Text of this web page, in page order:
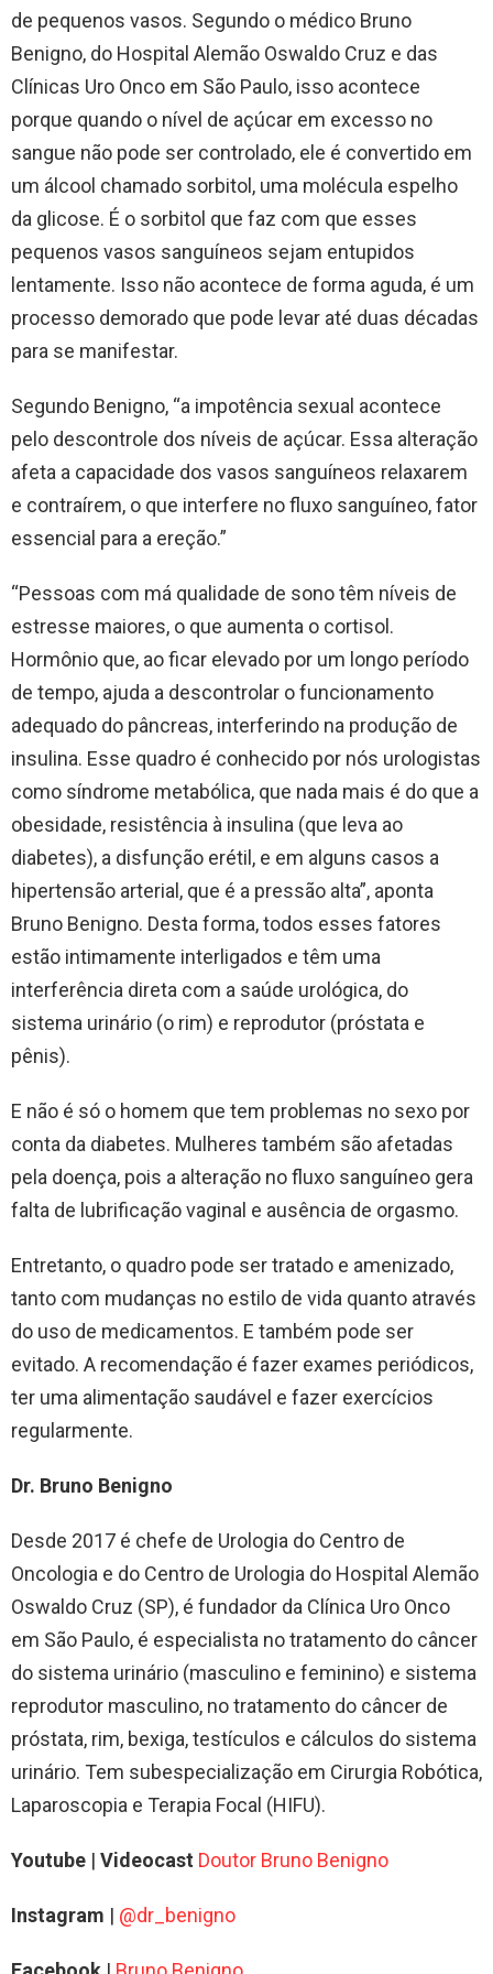
de pequenos vasos. Segundo o médico Bruno
Benigno, do Hospital Alemão Oswaldo Cruz e das
Clínicas Uro Onco em São Paulo, isso acontece
porque quando o nível de açúcar em excesso no
sangue não pode ser controlado, ele é convertido em
um álcool chamado sorbitol, uma molécula espelho
da glicose. É o sorbitol que faz com que esses
pequenos vasos sanguíneos sejam entupidos
lentamente. Isso não acontece de forma aguda, é um
processo demorado que pode levar até duas décadas
para se manifestar.
Segundo Benigno, “a impotência sexual acontece
pelo descontrole dos níveis de açúcar. Essa alteração
afeta a capacidade dos vasos sanguíneos relaxarem
e contraírem, o que interfere no fluxo sanguíneo, fator
essencial para a ereção.”
“Pessoas com má qualidade de sono têm níveis de
estresse maiores, o que aumenta o cortisol.
Hormônio que, ao ficar elevado por um longo período
de tempo, ajuda a descontrolar o funcionamento
adequado do pâncreas, interferindo na produção de
insulina. Esse quadro é conhecido por nós urologistas
como síndrome metabólica, que nada mais é do que a
obesidade, resistência à insulina (que leva ao
diabetes), a disfunção erétil, e em alguns casos a
hipertensão arterial, que é a pressão alta”, aponta
Bruno Benigno. Desta forma, todos esses fatores
estão intimamente interligados e têm uma
interferência direta com a saúde urológica, do
sistema urinário (o rim) e reprodutor (próstata e
pênis).
E não é só o homem que tem problemas no sexo por
conta da diabetes. Mulheres também são afetadas
pela doença, pois a alteração no fluxo sanguíneo gera
falta de lubrificação vaginal e ausência de orgasmo.
Entretanto, o quadro pode ser tratado e amenizado,
tanto com mudanças no estilo de vida quanto através
do uso de medicamentos. E também pode ser
evitado. A recomendação é fazer exames periódicos,
ter uma alimentação saudável e fazer exercícios
regularmente.
Dr. Bruno Benigno
Desde 2017 é chefe de Urologia do Centro de
Oncologia e do Centro de Urologia do Hospital Alemão
Oswaldo Cruz (SP), é fundador da Clínica Uro Onco
em São Paulo, é especialista no tratamento do câncer
do sistema urinário (masculino e feminino) e sistema
reprodutor masculino, no tratamento do câncer de
próstata, rim, bexiga, testículos e cálculos do sistema
urinário. Tem subespecialização em Cirurgia Robótica,
Laparoscopia e Terapia Focal (HIFU).
Youtube | Videocast Doutor Bruno Benigno
Instagram | @dr_benigno